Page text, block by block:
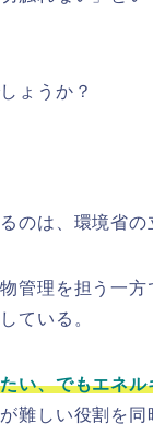
ょうか？
のは、環境省の
管理を担う一方
ている。
い、でもエネ
難しい役割を同